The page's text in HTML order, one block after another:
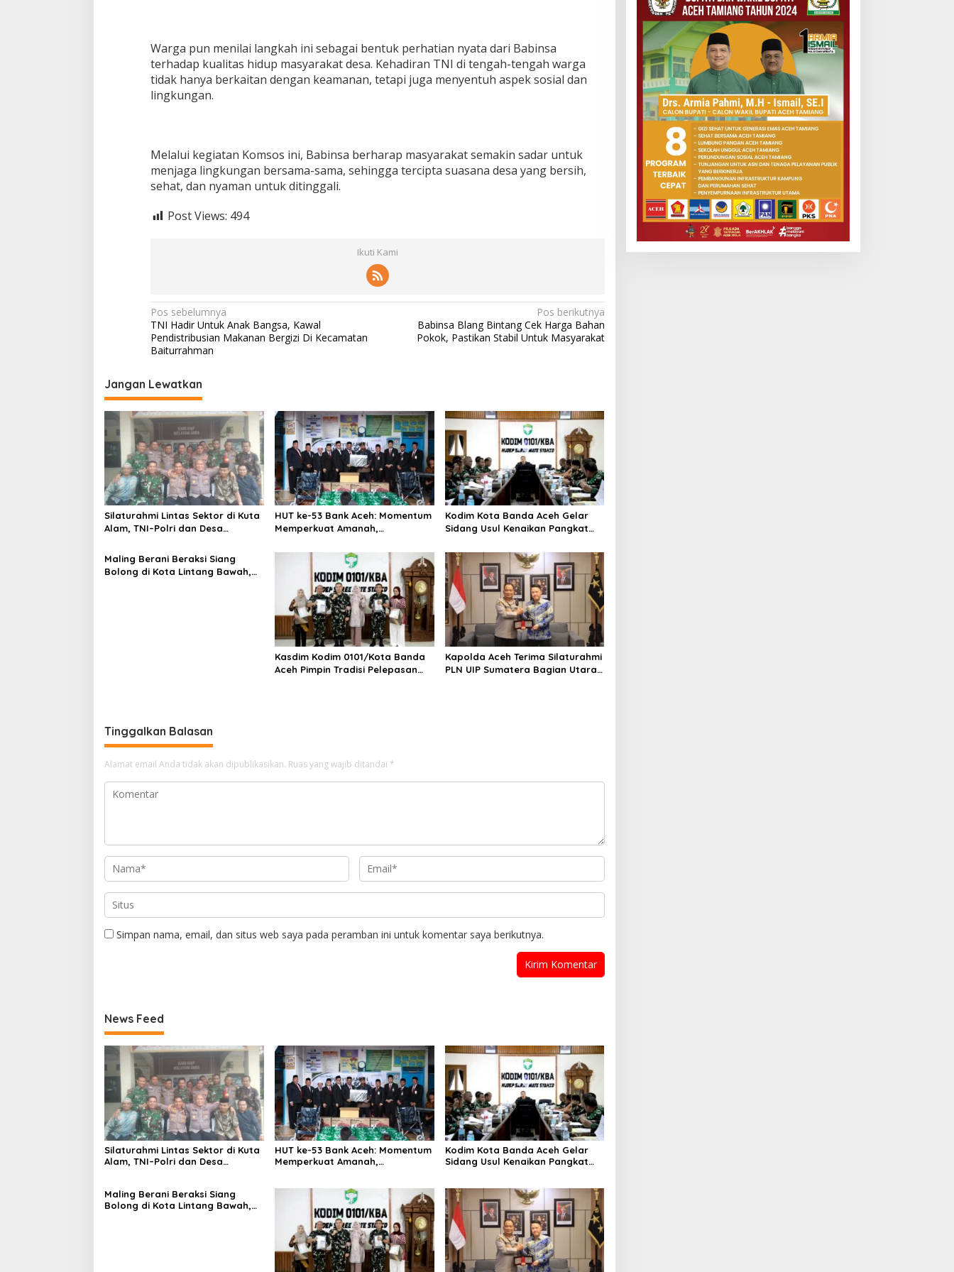
Warga pun menilai langkah ini sebagai bentuk perhatian nyata dari Babinsa
terhadap kualitas hidup masyarakat desa. Kehadiran TNI di tengah-tengah warga
tidak hanya berkaitan dengan keamanan, tetapi juga menyentuh aspek sosial dan
lingkungan.
Melalui kegiatan Komsos ini, Babinsa berharap masyarakat semakin sadar untuk
menjaga lingkungan bersama-sama, sehingga tercipta suasana desa yang bersih,
sehat, dan nyaman untuk ditinggali.
Post Views: 494
Ikuti Kami
N
a
v
i
g
a
s
i
p
o
s
Pos sebelumnya
TNI Hadir Untuk Anak Bangsa, Kawal
Pendistribusian Makanan Bergizi Di Kecamatan
Baiturrahman
Pos berikutnya
Babinsa Blang Bintang Cek Harga Bahan
Pokok, Pastikan Stabil Untuk Masyarakat
Jangan Lewatkan
Silaturahmi Lintas Sektor di Kuta
Alam, TNI–Polri dan Desa
HUT ke-53 Bank Aceh: Momentum
Memperkuat Amanah,
Aceh
Kodim Kota Banda Aceh Gelar
Sidang Usul Kenaikan Pangkat
April 2027
Maling Berani Beraksi Siang
Bolong di Kota Lintang Bawah,
Kasdim Kodim 0101/Kota Banda
Aceh Pimpin Tradisi Pelepasan
Kapolda Aceh Terima Silaturahmi
PLN UIP Sumatera Bagian Utara,
Tinggalkan Balasan
Alamat email Anda tidak akan dipublikasikan. Ruas yang wajib ditandai *
Simpan nama, email, dan situs web saya pada peramban ini untuk komentar saya berikutnya.
News Feed
Silaturahmi Lintas Sektor di Kuta
Alam, TNI–Polri dan Desa
HUT ke-53 Bank Aceh: Momentum
Memperkuat Amanah,
Kodim Kota Banda Aceh Gelar
Sidang Usul Kenaikan Pangkat
Maling Berani Beraksi Siang
Bolong di Kota Lintang Bawah,